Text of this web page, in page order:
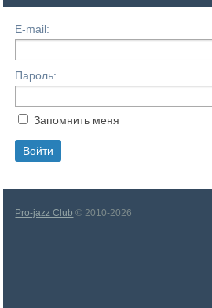
E-mail:
Пароль:
Запомнить меня
Pro-jazz Club © 2010-2026